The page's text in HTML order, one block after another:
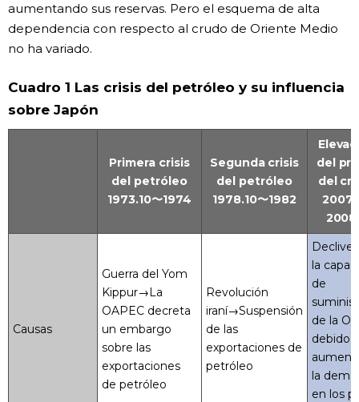
aumentando sus reservas. Pero el esquema de alta
dependencia con respecto al crudo de Oriente Medio
no ha variado.
Cuadro 1 Las crisis del petróleo y su influencia
sobre Japón
Primera crisis
del petróleo
1973.10〜1974
Segunda crisis
del petróleo
1978.10〜1982
del
del
Causas
Guerra del Yom
Kippur→La
OAPEC decreta
un embargo
sobre las
exportaciones
de petróleo
Revolución
iraní→Suspensión
de las
exportaciones de
petróleo
Declive
la
de
de la
debido
la
en los